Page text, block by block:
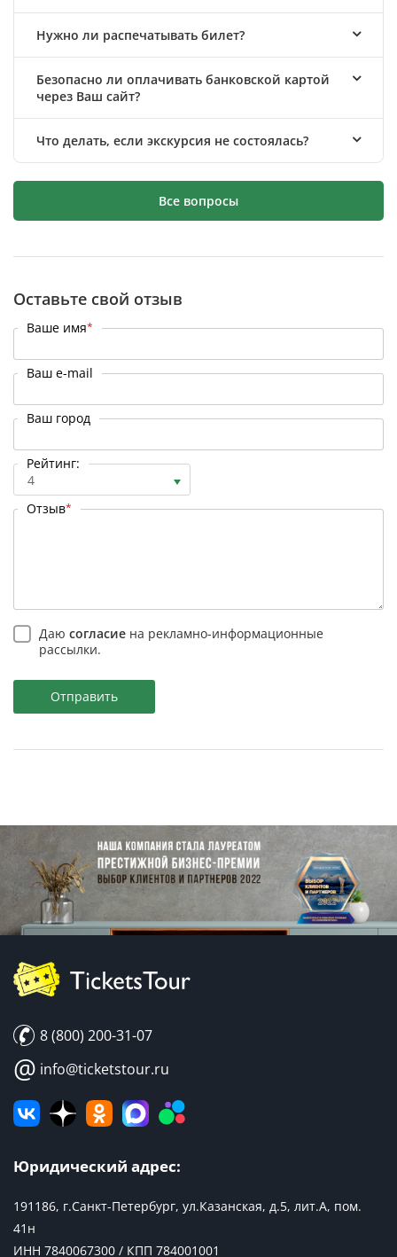
Нужно ли распечатывать билет?
Безопасно ли оплачивать банковской картой
через Ваш сайт?
Что делать, если экскурсия не состоялась?
Все вопросы
Оставьте свой отзыв
Ваше имя*
Ваш e-mail
Ваш город
Рейтинг:
4
Отзыв*
Даю согласие на рекламно-информационные
рассылки.
Отправить
8 (800) 200-31-07
@ info@ticketstour.ru
Юридический адрес:
191186, г.Санкт-Петербург, ул.Казанская, д.5, лит.А, пом.
41н
ИНН 7840067300 / КПП 784001001